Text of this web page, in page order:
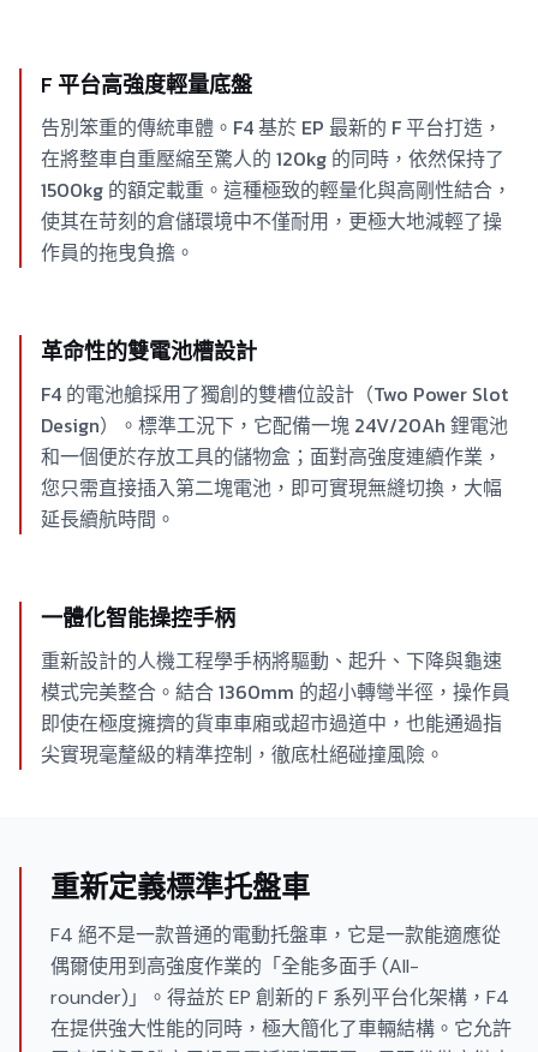
F 平台高強度輕量底盤
告別笨重的傳統車體。F4 基於 EP 最新的 F 平台打造，
在將整車自重壓縮至驚人的 120kg 的同時，依然保持了
1500kg 的額定載重。這種極致的輕量化與高剛性結合，
使其在苛刻的倉儲環境中不僅耐用，更極大地減輕了操
作員的拖曳負擔。
革命性的雙電池槽設計
F4 的電池艙採用了獨創的雙槽位設計（Two Power Slot
Design）。標準工況下，它配備一塊 24V/20Ah 鋰電池
和一個便於存放工具的儲物盒；面對高強度連續作業，
您只需直接插入第二塊電池，即可實現無縫切換，大幅
延長續航時間。
一體化智能操控手柄
重新設計的人機工程學手柄將驅動、起升、下降與龜速
模式完美整合。結合 1360mm 的超小轉彎半徑，操作員
即使在極度擁擠的貨車車廂或超市過道中，也能通過指
尖實現毫釐級的精準控制，徹底杜絕碰撞風險。
重新定義標準托盤車
F4 絕不是一款普通的電動托盤車，它是一款能適應從
偶爾使用到高強度作業的「全能多面手 (All-
rounder)」。得益於 EP 創新的 F 系列平台化架構，F4
在提供強大性能的同時，極大簡化了車輛結構。它允許